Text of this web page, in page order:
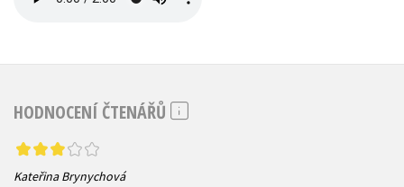
HODNOCENÍ ČTENÁŘŮ
Kateřina Brynychová